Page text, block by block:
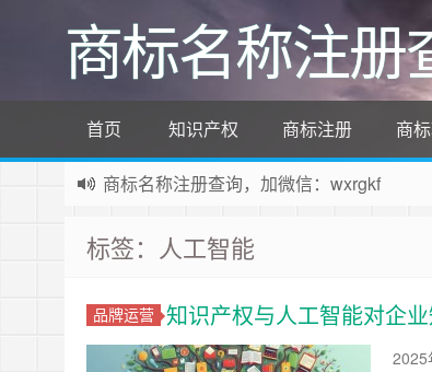
商标名称注册
首页 知识产权 商标注册 商
商标名称注册查询，加微信：wxrgkf
标签：人工智能
品牌运营 知识产权与人工智能对企业
2025